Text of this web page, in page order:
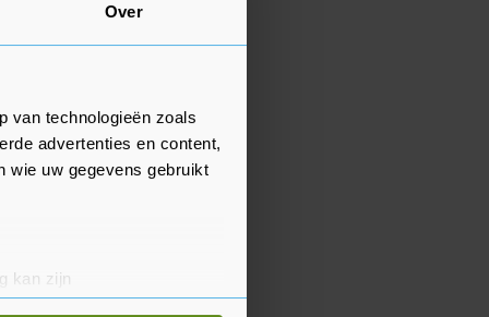
Over
van technologieën zoals
advertenties en content,
wie uw gegevens gebruikt
kan zijn